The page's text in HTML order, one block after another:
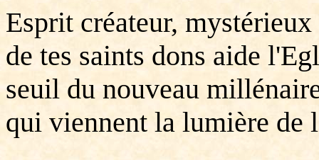
Esprit créateur,
de tes saints dons aide
seuil du nouveau
qui viennent la lumière de